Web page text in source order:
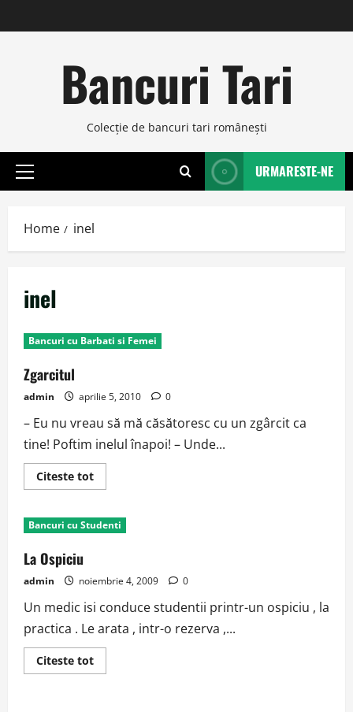
to
Bancuri Tari
Colecţie de bancuri tari româneşti
Primary
URMARESTE-NE
Home inel
inel
Bancuri cu Barbati si Femei
Zgarcitul
admin aprilie 5, 2010 0
– Eu nu vreau să mă căsătoresc cu un zgârcit ca
tine! Poftim inelul înapoi! – Unde...
Citeste totRead
more
Bancuri cu Studenti
La Ospiciu
admin noiembrie 4, 2009 0
Un medic isi conduce studentii printr-un ospiciu , la
practica . Le arata , intr-o rezerva ,...
Citeste totRead
more